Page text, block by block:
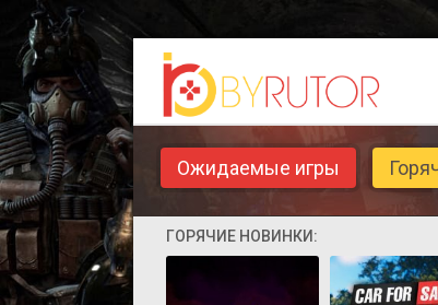
Ожидаемые игры
ГОРЯЧИЕ НОВИНКИ: